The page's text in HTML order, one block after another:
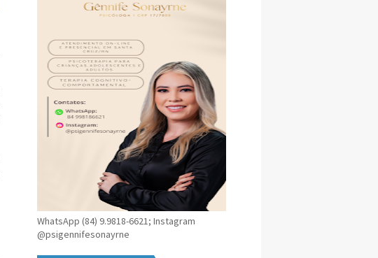
WhatsApp (84) 9.9818-6621; Instagram
@psigennifesonayrne